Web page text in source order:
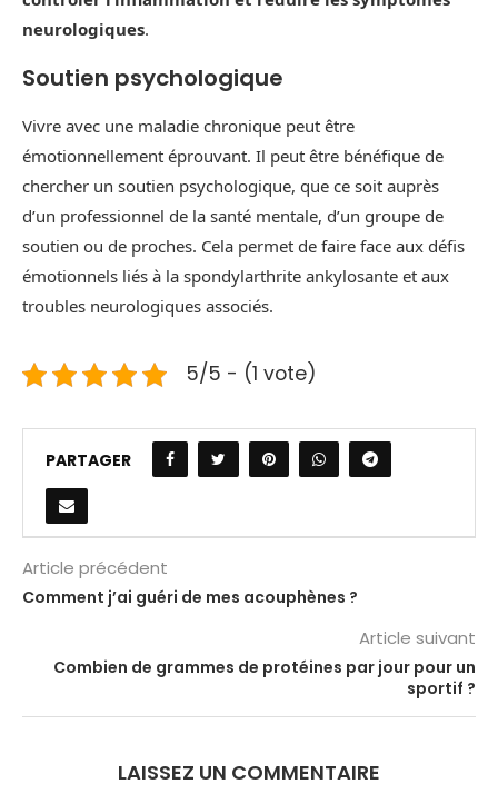
neurologiques.
Soutien psychologique
Vivre avec une maladie chronique peut être
émotionnellement éprouvant. Il peut être bénéfique de
chercher un soutien psychologique, que ce soit auprès
d’un professionnel de la santé mentale, d’un groupe de
soutien ou de proches. Cela permet de faire face aux défis
émotionnels liés à la spondylarthrite ankylosante et aux
troubles neurologiques associés.
5/5 - (1 vote)
PARTAGER
Article précédent
Comment j’ai guéri de mes acouphènes ?
Article suivant
Combien de grammes de protéines par jour pour un
sportif ?
LAISSEZ UN COMMENTAIRE